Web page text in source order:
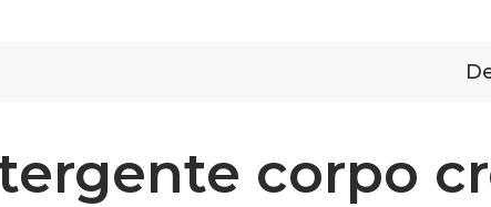
corpo